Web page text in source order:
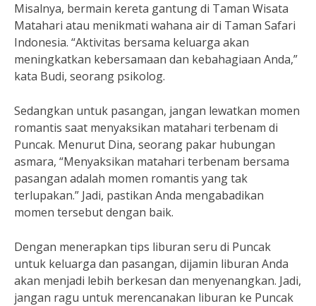
Misalnya, bermain kereta gantung di Taman Wisata
Matahari atau menikmati wahana air di Taman Safari
Indonesia. “Aktivitas bersama keluarga akan
meningkatkan kebersamaan dan kebahagiaan Anda,”
kata Budi, seorang psikolog.
Sedangkan untuk pasangan, jangan lewatkan momen
romantis saat menyaksikan matahari terbenam di
Puncak. Menurut Dina, seorang pakar hubungan
asmara, “Menyaksikan matahari terbenam bersama
pasangan adalah momen romantis yang tak
terlupakan.” Jadi, pastikan Anda mengabadikan
momen tersebut dengan baik.
Dengan menerapkan tips liburan seru di Puncak
untuk keluarga dan pasangan, dijamin liburan Anda
akan menjadi lebih berkesan dan menyenangkan. Jadi,
jangan ragu untuk merencanakan liburan ke Puncak